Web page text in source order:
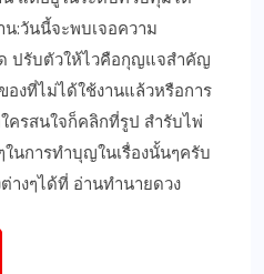
น:วันนี้จะพบเจอความ
ปรับตัวให้ไวคือกุญแจสำคัญ
องที่ไม่ได้ใช้งานแล้วหรือการ
ครสนใจก็คลิกที่รูป สำรับไพ่
นการทำบุญในเรื่องนั้นๆครับ
างๆได้ที่ อ่านทำนายดวง